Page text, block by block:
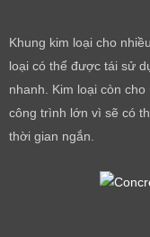
Khung kim loại cho
loại có thể được tái sử
nhanh. Kim loại còn
công trình lớn vì sẽ có
thời gian ngắn.